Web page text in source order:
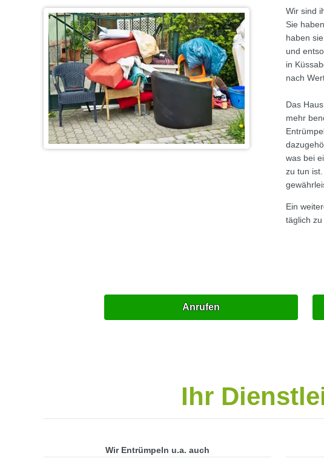
Wir sind
Sie
haben
und
in
nach
Das
mehr
was bei
zu tun
Ein
täglich zu
Anrufen
Ihr
Wir Entrümpeln u.a. auch